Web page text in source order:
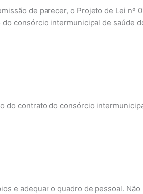
de parecer, o Projeto de Lei nº
consórcio intermunicipal de saúde
do contrato do consórcio
e adequar o quadro de pessoal. Não